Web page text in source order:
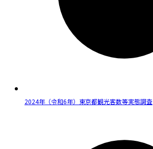
2024年（令和6年）東京都観光客数等実態調査